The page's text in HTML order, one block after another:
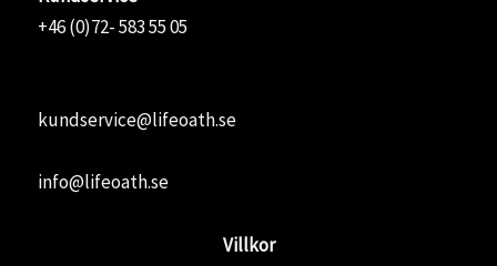
+46 (0)72- 583 55 05
kundservice@lifeoath.se
info@lifeoath.se
Villkor